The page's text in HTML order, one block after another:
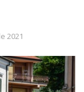
2021